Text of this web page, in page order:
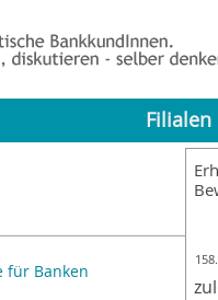
Filialen
für Banken